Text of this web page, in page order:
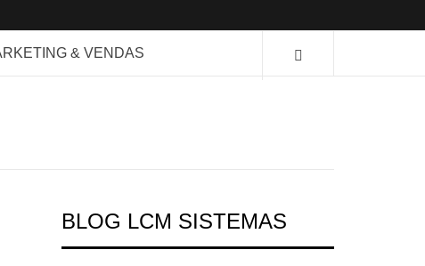
& VENDAS
BLOG LCM SISTEMAS